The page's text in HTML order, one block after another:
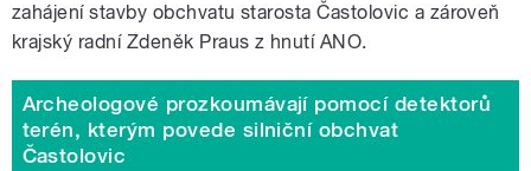
zahájení stavby obchvatu starosta Častolovic a zároveň
krajský radní Zdeněk Praus z hnutí ANO.
Archeologové prozkoumávají pomocí detektorů
terén, kterým povede silniční obchvat
Častolovic